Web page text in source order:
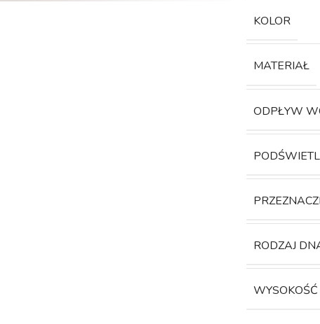
KOLOR
MATERIAŁ
ODPŁYW
RODZAJ
WYSOKOŚĆ